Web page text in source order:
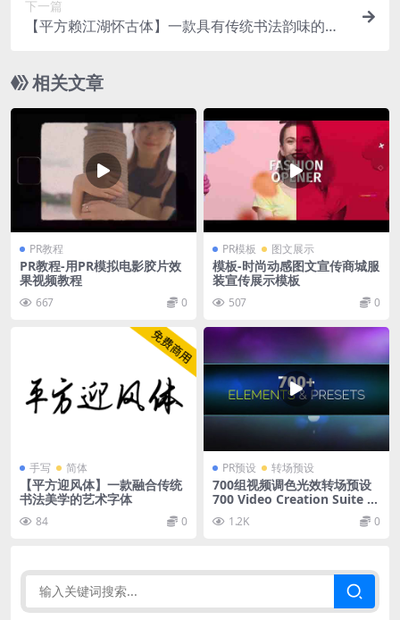
下一篇
【平方赖江湖怀古体】一款具有传统书法韵味的毛
相关文章
PR教程
PR教程-用PR模拟电影胶片效
果视频教程
667 0
PR模板 图文展示
模板-时尚动感图文宣传商城服
装宣传展示模板
507 0
手写 简体
【平方迎风体】一款融合传统
书法美学的艺术字体
84 0
PR预设 转场预设
700组视频调色光效转场预设
700 Video Creation Suite V
1.2K 0